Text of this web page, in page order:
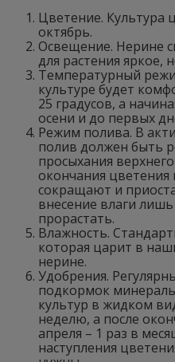
Цветение. Культура
октябрь.
Освещение. Нерине
для растения яркое,
Температурный
культуре будет
25 градусов, а
осени и до первых
Режим полива. В
полив должен быть
просыхания
окончания
сокращают и
внесение влаги
прорастать.
Влажность.
которая царит в
нерине.
Удобрения.
подкормок
культур в жидком
неделю, а после
апреля – 1 раз в
наступления